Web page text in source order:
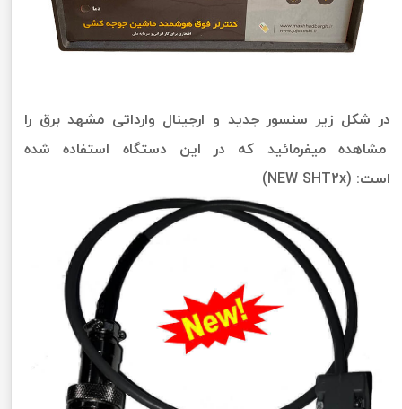
در شکل زیر سنسور جدید و ارجینال وارداتی مشهد برق را
مشاهده میفرمائید که در این دستگاه استفاده شده
است: (NEW SHT2x)